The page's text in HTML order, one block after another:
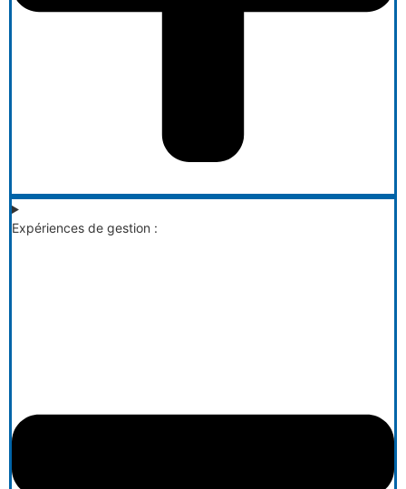
Expériences de gestion :